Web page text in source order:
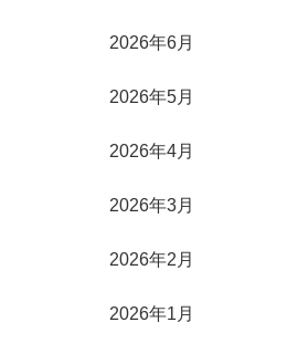
2026年6月
2026年5月
2026年4月
2026年3月
2026年2月
2026年1月